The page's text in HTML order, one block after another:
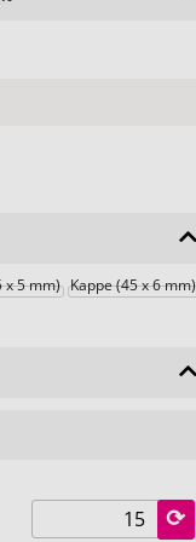
x 5 mm) Kappe (45 x 6 mm)